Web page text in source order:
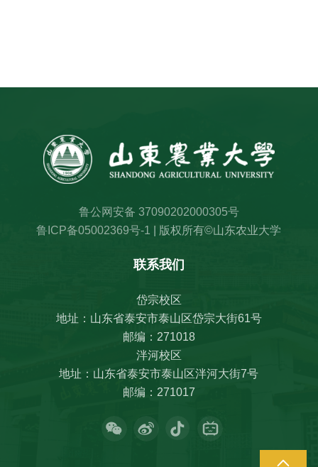
鲁公网安备 37090202000305号
鲁ICP备05002369号-1 | 版权所有©山东农业大学
联系我们
岱宗校区
地址：山东省泰安市泰山区岱宗大街61号
邮编：271018
泮河校区
地址：山东省泰安市泰山区泮河大街7号
邮编：271017